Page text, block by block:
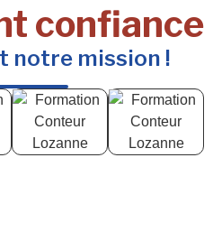
confiance
notre mission !